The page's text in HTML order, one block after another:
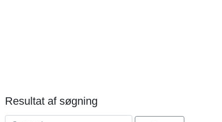
Resultat af søgning